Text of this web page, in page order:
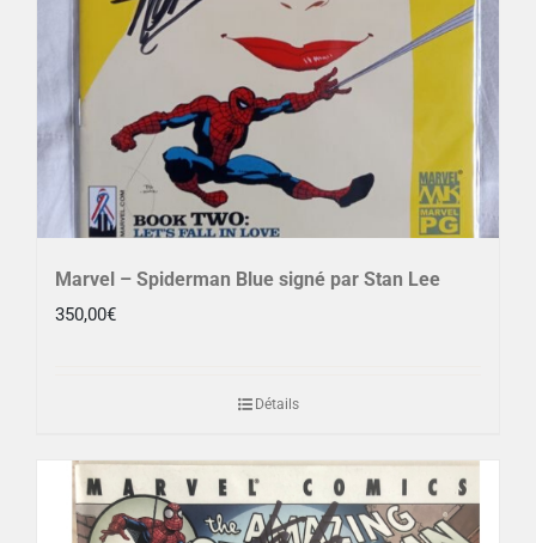
Marvel – Spiderman Blue signé par Stan Lee
350,00€
Détails